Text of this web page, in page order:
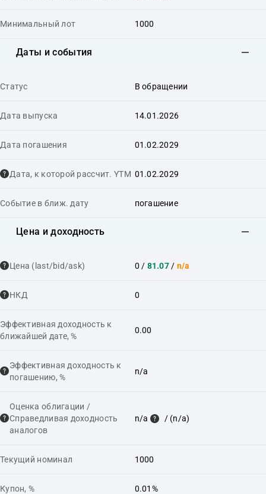
Минимальный лот 1000
Даты и события
Статус В обращении
Дата выпуска 14.01.2026
Дата погашения 01.02.2029
Дата, к которой рассчит. YTM 01.02.2029
Событие в ближ. дату погашение
Цена и доходность
Цена (last/bid/ask) 0 / 81.07 / n/a
НКД 0
Эффективная доходность к
ближайшей дате, %
0.00
Эффективная доходность к
погашению, %
n/a
Оценка облигации /
Справедливая доходность
аналогов
n/a / (n/a)
Текущий номинал 1000
Купон, % 0.01%